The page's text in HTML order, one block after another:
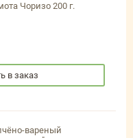
Чоризо 200 г.
в заказ
вареный